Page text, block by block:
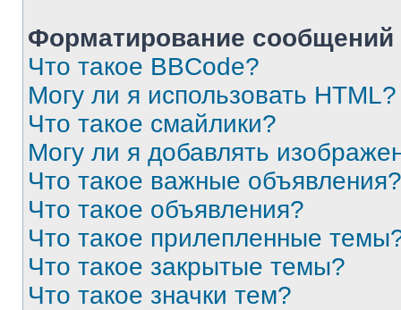
Форматирование
Что такое BBCode?
Могу ли я использовать HTML?
Что такое смайлики?
Могу ли я добавлять
Что такое важные объявления?
Что такое объявления?
Что такое прилепленные
Что такое закрытые темы?
Что такое значки тем?